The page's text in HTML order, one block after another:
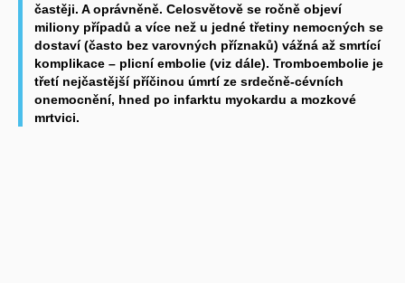
častěji. A oprávněně. Celosvětově se ročně objeví
miliony případů a více než u jedné třetiny nemocných se
dostaví (často bez varovných příznaků) vážná až smrtící
komplikace – plicní embolie (viz dále). Tromboembolie je
třetí nejčastější příčinou úmrtí ze srdečně-cévních
onemocnění, hned po infarktu myokardu a mozkové
mrtvici.